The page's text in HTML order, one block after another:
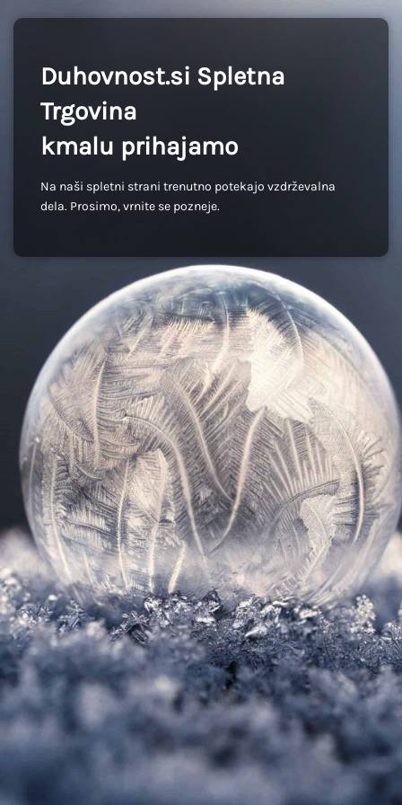
Duhovnost.si Spletna
Trgovina
kmalu prihajamo
Na naši spletni strani trenutno potekajo vzdrževalna
dela. Prosimo, vrnite se pozneje.